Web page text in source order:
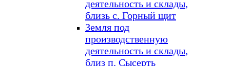
деятельность и склады,
близь с. Горный щит
Земля под
производственную
деятельность и склады,
близ п. Сысерть